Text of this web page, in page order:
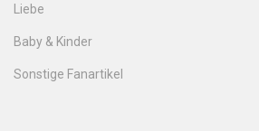
Liebe
Baby & Kinder
Sonstige Fanartikel